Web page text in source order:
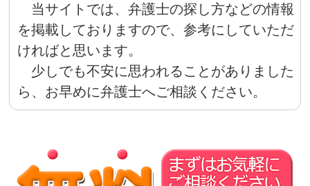
当サイトでは、弁護士の探し方などの情報
を掲載しておりますので、参考にしていただ
ければと思います。
少しでも不安に思われることがありました
ら、お早めに弁護士へご相談ください。